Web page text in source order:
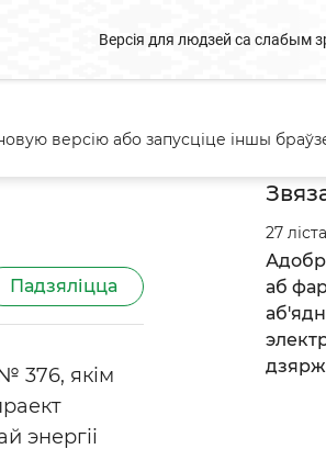
Версія для людзей са слабым
Падзяліцца
376, якім
энергіі
27
аб
версію або запусціце іншы